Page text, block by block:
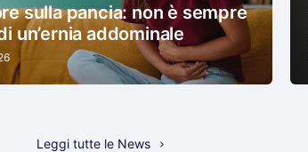
sulla pancia: non è sempre
un’ernia addominale
Leggi tutte le News